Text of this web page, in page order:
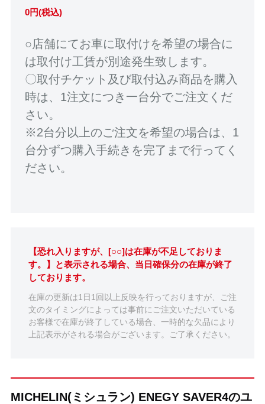
0円(税込)
○店舗にてお車に取付けを希望の場合に
は取付け工賃が別途発生致します。
〇取付チケット及び取付込み商品を購入
時は、1注文につき一台分でご注文くだ
さい。
※2台分以上のご注文を希望の場合は、1
台分ずつ購入手続きを完了まで行ってく
ださい。
【恐れ入りますが、[○○]は在庫が不足しておりま
す。】と表示される場合、当日確保分の在庫が終了
しております。
在庫の更新は1日1回以上反映を行っておりますが、ご注
文のタイミングによっては事前にご注文いただいている
お客様で在庫が終了している場合、一時的な欠品により
上記表示がされる場合がございます。ご了承ください。
MICHELIN(ミシュラン) ENEGY SAVER4のユ